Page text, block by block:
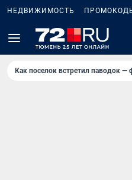
НЕДВИЖИМОСТЬ
Как поселок встретил паводок —